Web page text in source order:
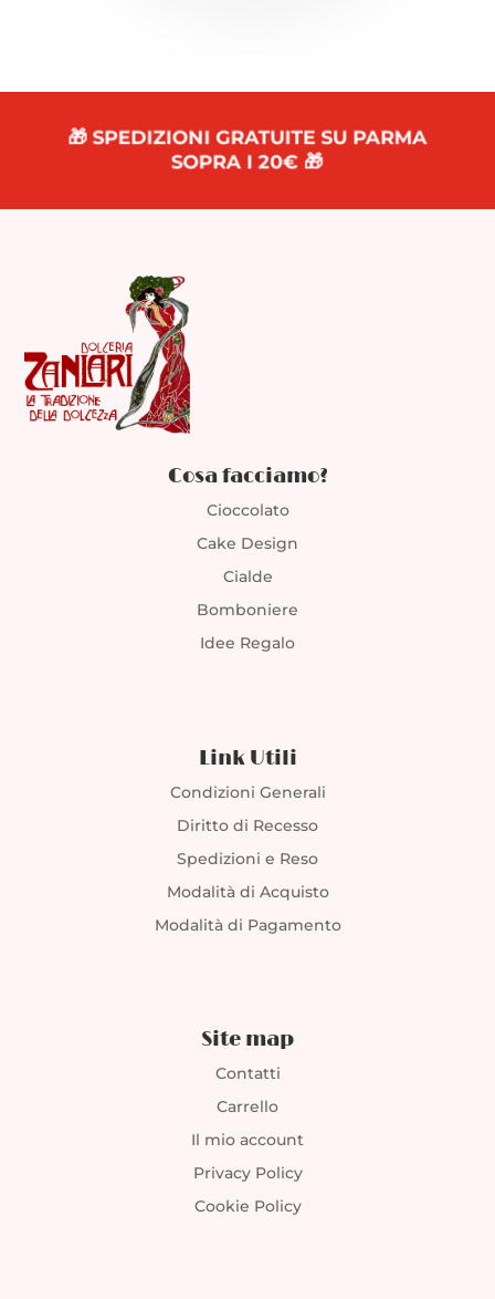
🎁 SPEDIZIONI GRATUITE SU PARMA
SOPRA I 20€ 🎁
Cosa facciamo?
Cioccolato
Cake Design
Cialde
Bomboniere
Idee Regalo
Link Utili
Condizioni Generali
Diritto di Recesso
Spedizioni e Reso
Modalità di Acquisto
Modalità di Pagamento
Site map
Contatti
Carrello
Il mio account
Privacy Policy
Cookie Policy